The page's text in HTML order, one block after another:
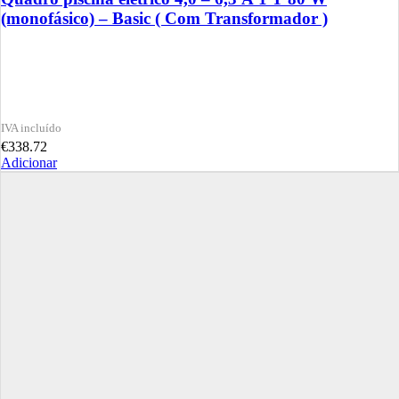
(monofásico) – Basic ( Com Transformador )
€338.72
Adicionar